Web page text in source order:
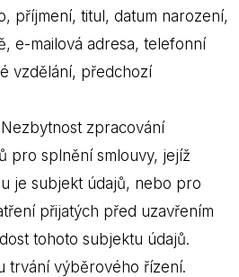
příjmení, titul, datum narození,
e-mailová adresa, telefonní
vzdělání, předchozí
zpracování
pro splnění smlouvy, jejíž
je subjekt údajů, nebo pro
přijatých před uzavřením
tohoto subjektu údajů.
trvání výběrového řízení.